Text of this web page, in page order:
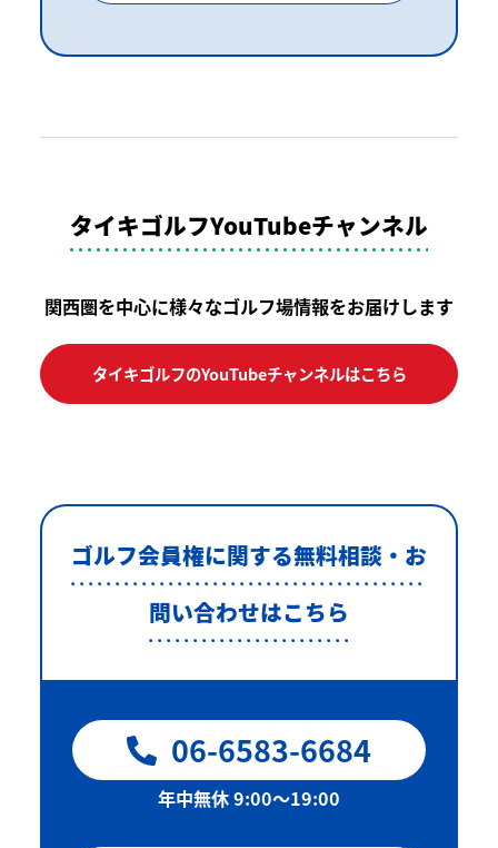
タイキゴルフYouTubeチャンネル
関西圏を中心に様々なゴルフ場情報をお届けします
タイキゴルフのYouTubeチャンネルはこちら
ゴルフ会員権に関する無料相談・お
問い合わせはこちら
06-6583-6684
年中無休 9:00〜19:00